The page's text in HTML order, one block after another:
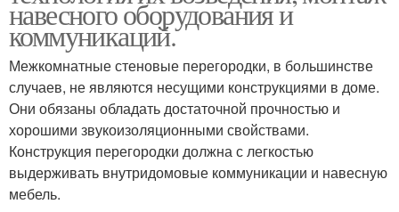
навесного оборудования и
коммуникаций.
Межкомнатные стеновые перегородки, в большинстве
случаев, не являются несущими конструкциями в доме.
Они обязаны обладать достаточной прочностью и
хорошими звукоизоляционными свойствами.
Конструкция перегородки должна с легкостью
выдерживать внутридомовые коммуникации и навесную
мебель.